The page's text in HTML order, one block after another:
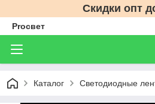
Скидки опт
Proсвет
Каталог Светодиодные